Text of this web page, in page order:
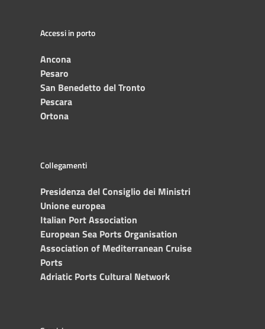
Accessi in porto
Ancona
Pesaro
San Benedetto del Tronto
Pescara
Ortona
Collegamenti
Presidenza del Consiglio dei Ministri
Unione europea
Italian Port Association
European Sea Ports Organisation
Association of Mediterranean Cruise
Ports
Adriatic Ports Cultural Network